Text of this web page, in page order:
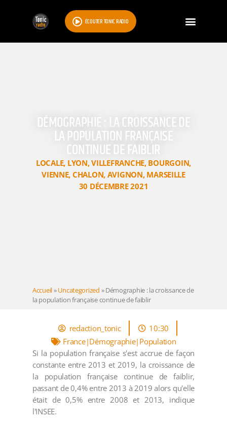
ÉCOUTER TONIC RADIO
DÉMOGRAPHIE : LA CROISSANCE DE
LA POPULATION FRANÇAISE
CONTINUE DE FAIBLIR
LOCALE, LYON,VILLEFRANCHE, BOURGOIN,
VIENNE, CHALON, AVIGNON, MARSEILLE
30 DÉCEMBRE 2021
Accueil»Uncategorized »Démographie : la croissance de
la population française continue de faiblir
redaction_tonic
10:30
France|Démographie|Population
Si la population française s'est accrue de façon
constante entre 2013 et 2019, la croissance de
la population française continue de faiblir,
passant de 0,4% entre 2013 à 2019 alors qu'elle
était de 0,5% entre 2008 et 2013, indique
l'INSEE.